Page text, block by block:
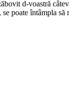
d-voastră
poate întâmpla